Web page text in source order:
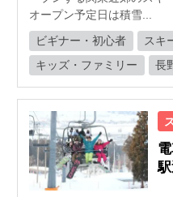
オープン予定日は積雪...
ビギナー・初心者
スキ
キッズ・ファミリー
長